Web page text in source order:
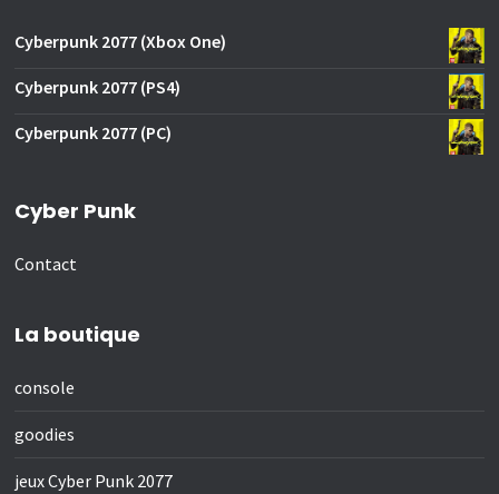
Cyberpunk 2077 (Xbox One)
Cyberpunk 2077 (PS4)
Cyberpunk 2077 (PC)
Cyber Punk
Contact
La boutique
console
goodies
jeux Cyber Punk 2077